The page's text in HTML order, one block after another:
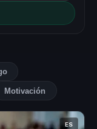
Motivación
ES